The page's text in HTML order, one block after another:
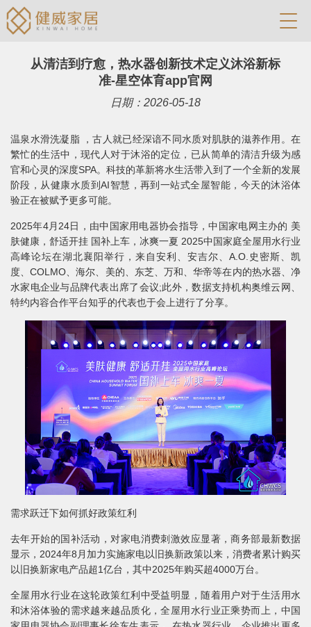
从清洁到疗愈，热水器创新技术定义沐浴新标
准-星空体育app官网
日期：2026-05-18
温泉水滑洗凝脂 ，古人就已经深谙不同水质对肌肤的滋养作用。在
繁忙的生活中，现代人对于沐浴的定位，已从简单的清洁升级为感
官和心灵的深度SPA。科技的革新将水生活带入到了一个全新的发展
阶段，从健康水质到AI智慧，再到一站式全屋智能，今天的沐浴体
验正在被赋予更多可能。
2025年4月24日，由中国家用电器协会指导，中国家电网主办的 美
肤健康，舒适开挂 国补上车，冰爽一夏 2025中国家庭全屋用水行业
高峰论坛在湖北襄阳举行，来自安利、安吉尔、A.O.史密斯、凯
度、COLMO、海尔、美的、东芝、万和、华帝等在内的热水器、净
水家电企业与品牌代表出席了会议;此外，数据支持机构奥维云网、
特约内容合作平台知乎的代表也于会上进行了分享。
需求跃迁下如何抓好政策红利
去年开始的国补活动，对家电消费刺激效应显著，商务部最新数据
显示，2024年8月加力实施家电以旧换新政策以来，消费者累计购买
以旧换新家电产品超1亿台，其中2025年购买超4000万台。
全屋用水行业在这轮政策红利中受益明显，随着用户对于生活用水
和沐浴体验的需求越来越品质化，全屋用水行业正乘势而上，中国